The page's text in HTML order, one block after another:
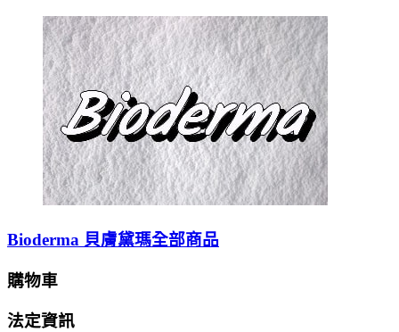
Bioderma 貝膚黛瑪全部商品
購物車
法定資訊